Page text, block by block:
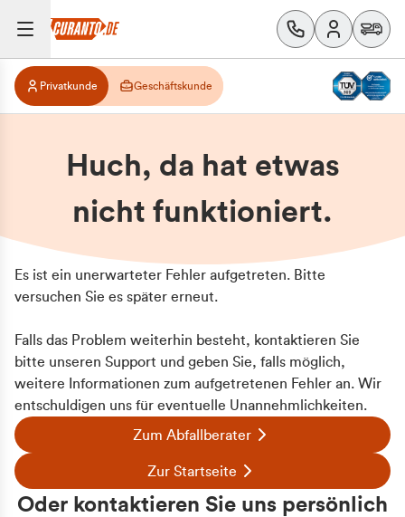
Privatkunde Geschäftskunde
Huch, da hat etwas
nicht funktioniert.
Es ist ein unerwarteter Fehler aufgetreten. Bitte
versuchen Sie es später erneut.
Falls das Problem weiterhin besteht, kontaktieren Sie
bitte unseren Support und geben Sie, falls möglich,
weitere Informationen zum aufgetretenen Fehler an. Wir
entschuldigen uns für eventuelle Unannehmlichkeiten.
Zum Abfallberater
Zur Startseite
Oder kontaktieren Sie uns persönlich